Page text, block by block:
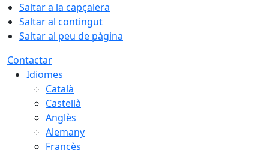
Saltar a la capçalera
Saltar al contingut
Saltar al peu de pàgina
Contactar
Idiomes
Català
Castellà
Anglès
Alemany
Francès